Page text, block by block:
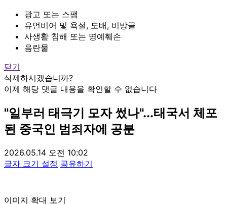
광고 또는 스팸
유언비어 및 욕설, 도배, 비방글
사생활 침해 또는 명예훼손
음란물
닫기
삭제하시겠습니까?
이제 해당 댓글 내용을 확인할 수 없습니다
"일부러 태극기 모자 썼나"...태국서 체포
된 중국인 범죄자에 공분
2026.05.14 오전 10:02
글자 크기 설정 공유하기
이미지 확대 보기